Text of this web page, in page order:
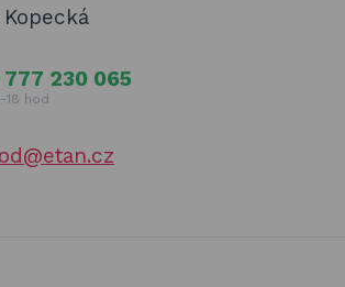
Kopecká
230 065
18 hod